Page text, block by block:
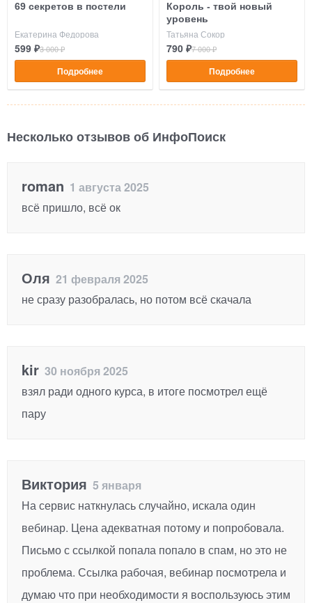
69 секретов в постели
Екатерина Федорова
599 ₽3 000 ₽
Подробнее
Король - твой новый
уровень
Татьяна Сокор
790 ₽7 000 ₽
Подробнее
Несколько отзывов об ИнфоПоиск
roman 1 августа 2025
всё пришло, всё ок
Оля 21 февраля 2025
не сразу разобралась, но потом всё скачала
kir 30 ноября 2025
взял ради одного курса, в итоге посмотрел ещё
пару
Виктория 5 января
На сервис наткнулась случайно, искала один
вебинар. Цена адекватная потому и попробовала.
Письмо с ссылкой попала попало в спам, но это не
проблема. Ссылка рабочая, вебинар посмотрела и
думаю что при необходимости я воспользуюсь этим